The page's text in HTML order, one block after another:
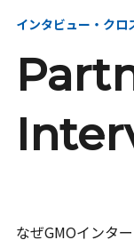
インタビュー・クロ
なぜGMOインタ